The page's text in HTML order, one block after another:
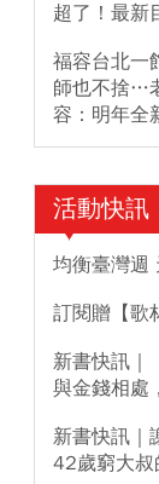
超了！最新
福容台北一
師也不捨…
容：明年全
活動快訊
均衡臺灣週
訂閱贈【歌
新書快訊｜
與金錢相處
新書快訊｜
42歲窮大叔